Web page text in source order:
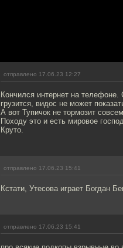
отправлено 17.06.23 12:27
Кончился интернет на телефоне.
грузится, видос не может
А вот Тупичок не тормозит
Походу это и есть мировое
Круто.
отправлено 17.06.23 15:41
Кстати, Утесова играет Богдан
отправлено 17.06.23 15:41